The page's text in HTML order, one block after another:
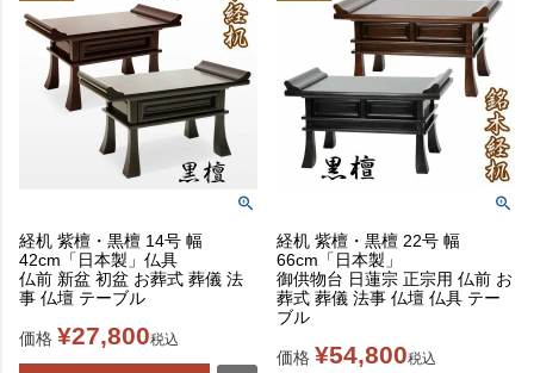
経机 紫檀・黒檀 14号 幅
42cm「日本製」仏具
仏前 新盆 初盆 お葬式 葬儀 法
事 仏壇 テーブル
価格 ¥27,800税込
経机 紫檀・黒檀 22号 幅
66cm「日本製」
御供物台 日蓮宗 正宗用 仏前 お
葬式 葬儀 法事 仏壇 仏具 テー
ブル
価格 ¥54,800税込